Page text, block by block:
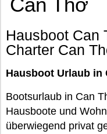
Hausboot Can
Charter Can
Hausboot Urlaub in
Bootsurlaub in Can
Hausboote und
überwiegend privat